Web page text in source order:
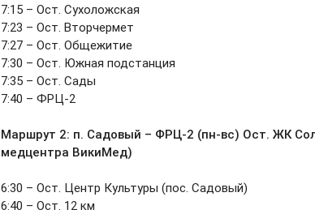
7:15 – Ост. Сухоложская
7:23 – Ост. Вторчермет
7:27 – Ост. Общежитие
7:30 – Ост. Южная подстанция
7:35 – Ост. Сады
7:40 – ФРЦ-2
Маршрут 2: п. Садовый – ФРЦ-2 (пн-вс) Ост. ЖК
медцентра ВикиМед)
6:30 – Ост. Центр Культуры (пос. Садовый)
6:40 – Ост. 12 км